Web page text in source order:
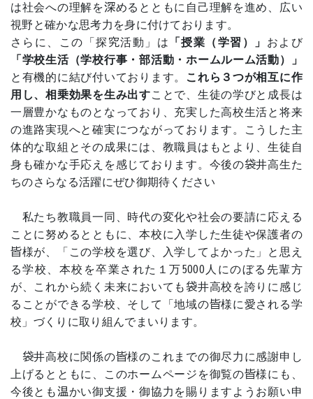
は社会への理解を深めるとともに自己理解を進め、広い
視野と確かな思考力を身に付けております。
さらに、この「探究活動」は
「授業（学習）」 および
「学校生活（学校行事・部活動・ホームルーム活動）」
と有機的に結び付いております。
これら３つが相互に作
用し、相乗効果を生み出す ことで、生徒の学びと成長は
一層豊かなものとなっており、充実した高校生活と将来
の進路実現へと確実につながっております。こうした主
体的な取組とその成果には、教職員はもとより、生徒自
身も確かな手応えを感じております。今後の袋井高生た
ちのさらなる活躍にぜひ御期待ください
私たち教職員一同、時代の変化や社会の要請に応える
ことに努めるとともに、本校に入学した生徒や保護者の
皆様が、「この学校を選び、入学してよかった」と思え
る学校、本校を卒業された１万5000人にのぼる先輩方
が、これから続く未来においても袋井高校を誇りに感じ
ることができる学校、そして「地域の皆様に愛される学
校」づくりに取り組んでまいります。
袋井高校に関係の皆様のこれまでの御尽力に感謝申し
上げるとともに、このホームページを御覧の皆様にも、
今後とも温かい御支援・御協力を賜りますようお願い申